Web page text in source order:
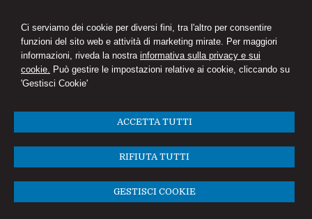
Ci serviamo dei cookie per diversi fini, tra l'altro per consentire
funzioni del sito web e attività di marketing mirate. Per maggiori
informazioni, riveda la nostra informativa sulla privacy e sui
cookie. Può gestire le impostazioni relative ai cookie, cliccando su
'Gestisci Cookie'
ACCETTA TUTTI
RIFIUTA TUTTI
GESTISCI COOKIE